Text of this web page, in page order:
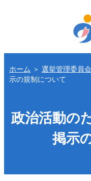
ホーム ＞ 選挙管理委員会
示の規制について
政治活動の
掲示